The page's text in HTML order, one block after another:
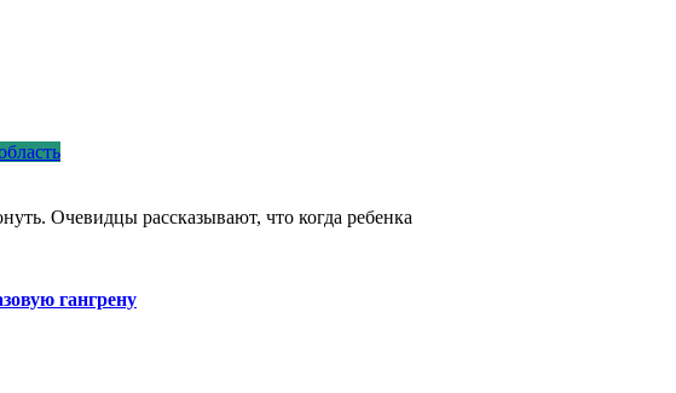
Очевидцы рассказывают, что когда ребенка
гангрену